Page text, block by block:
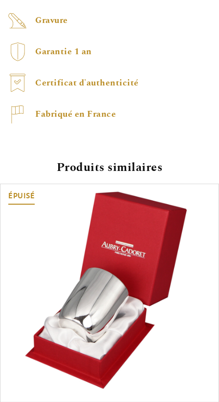
Gravure
Garantie 1 an
Certificat d'authenticité
Fabriqué en France
Produits similaires
ÉPUISÉ